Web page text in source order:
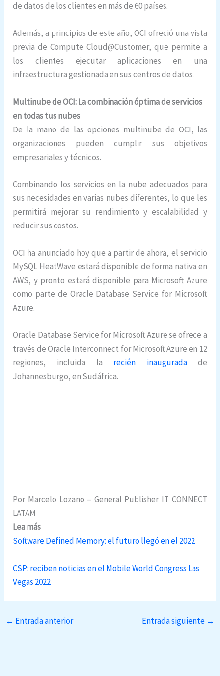
de datos de los clientes en más de 60 países.
Además, a principios de este año, OCI ofreció una vista
previa de Compute Cloud@Customer, que permite a
los clientes ejecutar aplicaciones en una
infraestructura gestionada en sus centros de datos.
Multinube de OCI: La combinación óptima de servicios
en todas tus nubes
De la mano de las opciones multinube de OCI, las
organizaciones pueden cumplir sus objetivos
empresariales y técnicos.
Combinando los servicios en la nube adecuados para
sus necesidades en varias nubes diferentes, lo que les
permitirá mejorar su rendimiento y escalabilidad y
reducir sus costos.
OCI ha anunciado hoy que a partir de ahora, el servicio
MySQL HeatWave estará disponible de forma nativa en
AWS, y pronto estará disponible para Microsoft Azure
como parte de Oracle Database Service for Microsoft
Azure.
Oracle Database Service for Microsoft Azure se ofrece a
través de Oracle Interconnect for Microsoft Azure en 12
regiones, incluida la recién inauguradade
Johannesburgo, en Sudáfrica.
Por Marcelo Lozano – General Publisher IT CONNECT
LATAM
Lea más
Software Defined Memory: el futuro llegó en el 2022
CSP: reciben noticias en el Mobile World Congress Las
Vegas 2022
← Entrada anterior Entrada siguiente →